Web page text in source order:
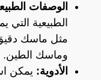
الوصفات
الطبيعية
مثل ماسك
وماسك الطين.
الأدوية: يمكن